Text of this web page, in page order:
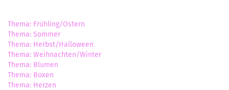
Thema: Frühling/Ostern
Thema: Sommer
Thema: Herbst/Halloween
Thema: Weihnachten/Winter
Thema: Blumen
Thema: Boxen
Thema: Herzen